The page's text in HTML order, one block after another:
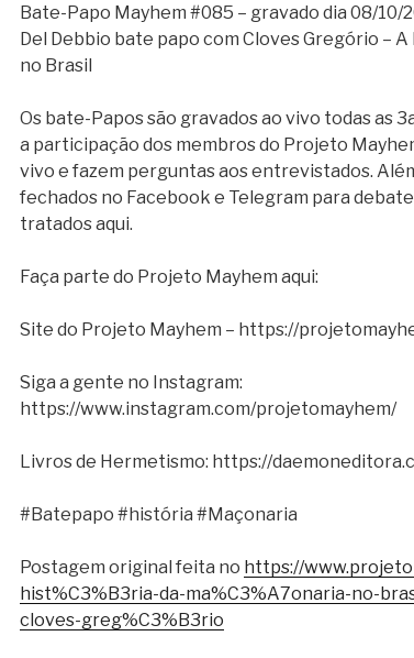
Bate-Papo Mayhem #085 – gravado dia 08/10/
Del Debbio bate papo com Cloves Gregório –
no Brasil
Os bate-Papos são gravados ao vivo todas as
a participação dos membros do Projeto
vivo e fazem perguntas aos entrevistados.
fechados no Facebook e Telegram para
tratados aqui.
Faça parte do Projeto Mayhem aqui:
Site do Projeto Mayhem – https://
Siga a gente no Instagram:
https://www.instagram.com/projetomayhem/
Livros de Hermetismo: https://
#Batepapo #história #Maçonaria
Postagem original feita no https://
hist%C3%B3ria-da-ma%C3%A7onaria-no-
cloves-greg%C3%B3rio